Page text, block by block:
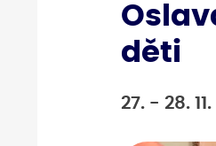
děti
27. - 28. 11.